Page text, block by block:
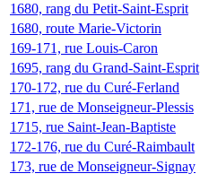
1680, rang du Petit-Saint-Esprit
1680, route Marie-Victorin
169-171, rue Louis-Caron
1695, rang du Grand-Saint-Esprit
170-172, rue du Curé-Ferland
171, rue de Monseigneur-Plessis
1715, rue Saint-Jean-Baptiste
172-176, rue du Curé-Raimbault
173, rue de Monseigneur-Signay